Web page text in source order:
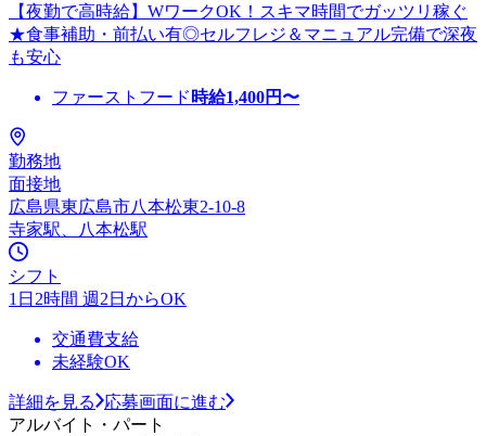
【夜勤で高時給】WワークOK！スキマ時間でガッツリ稼ぐ
★食事補助・前払い有◎セルフレジ＆マニュアル完備で深夜
も安心
ファーストフード 時給1,400円〜
勤務地
面接地
広島県東広島市八本松東2-10-8
寺家駅、八本松駅
シフト
1日2時間 週2日からOK
交通費支給
未経験OK
詳細を見る
応募画面に進む
アルバイト・パート